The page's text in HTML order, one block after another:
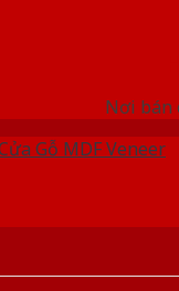
Nơi bán
Gỗ MDF Veneer